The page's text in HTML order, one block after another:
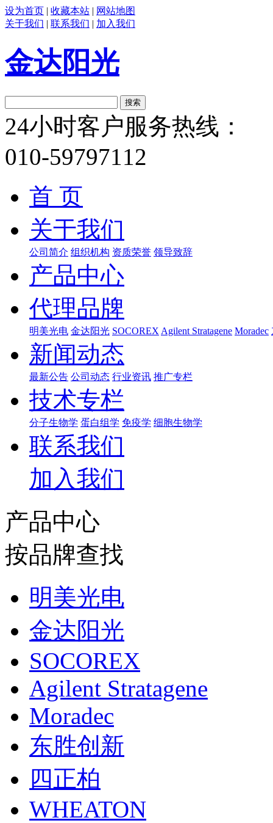
设为首页 | 收藏本站 | 网站地图
关于我们 | 联系我们 | 加入我们
金达阳光
24小时客户服务热线：
010-59797112
首 页
关于我们
公司简介 组织机构 资质荣誉 领导致辞
产品中心
代理品牌
明美光电 金达阳光 SOCOREX Agilent Stratagene Moradec
新闻动态
最新公告 公司动态 行业资讯 推广专栏
技术专栏
分子生物学 蛋白组学 免疫学 细胞生物学
联系我们
加入我们
产品中心
按品牌查找
明美光电
金达阳光
SOCOREX
Agilent Stratagene
Moradec
东胜创新
四正柏
WHEATON